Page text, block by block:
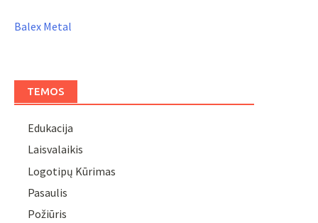
Balex Metal
TEMOS
Edukacija
Laisvalaikis
Logotipų Kūrimas
Pasaulis
Požiūris